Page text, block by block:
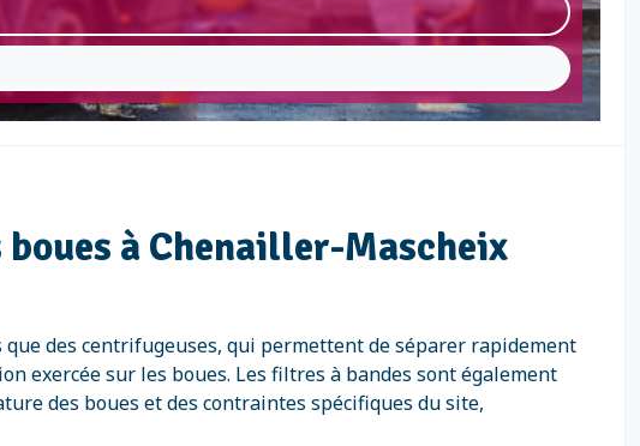
à Chenailler-Mascheix
des centrifugeuses, qui permettent de séparer rapidement
exercée sur les boues. Les filtres à bandes sont également
des boues et des contraintes spécifiques du site,